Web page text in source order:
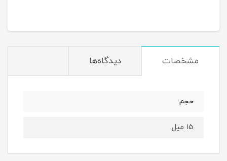
مشخصات دیدگاه‌ها
حجم
15 میل